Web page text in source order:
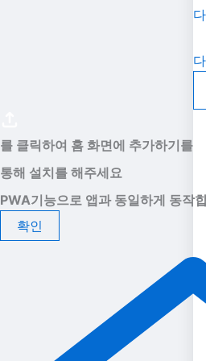
를 클릭하여 홈 화면에 추가하기를
통해 설치를 해주세요
PWA기능으로 앱과 동일하게 동작
확인